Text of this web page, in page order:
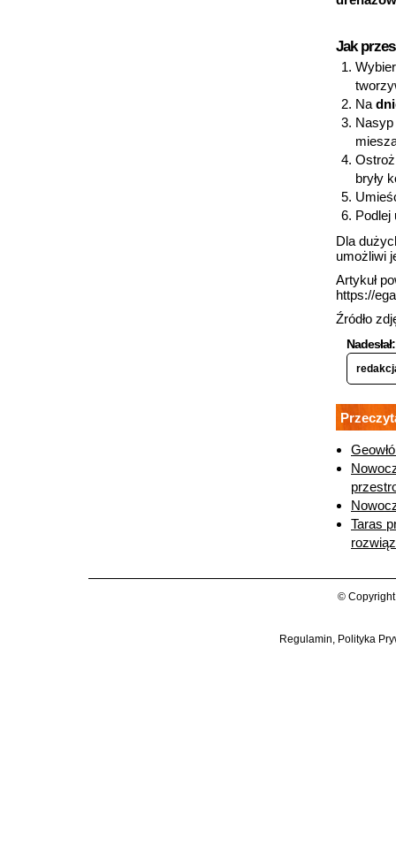
Jak
Na
Nasyp
bryły
Podlej
Dla
umożliwi
Artykuł
https://
Źródło
Nadesłał:
Taras
©
Regulamin, Polityka